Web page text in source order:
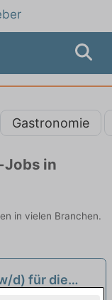
Gastronomie
Jobs in
in vielen Branchen.
d) für die